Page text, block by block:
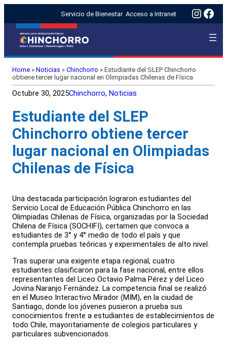
Servicio de Bienestar Acceso a Intranet
Home » Noticias » Chinchorro » Estudiante del SLEP Chinchorro
obtiene tercer lugar nacional en Olimpiadas Chilenas de Física
Octubre 30, 2025Chinchorro, Noticias
Estudiante del SLEP
Chinchorro obtiene tercer
lugar nacional en Olimpiadas
Chilenas de Física
Una destacada participación lograron estudiantes del
Servicio Local de Educación Pública Chinchorro en las
Olimpiadas Chilenas de Física, organizadas por la Sociedad
Chilena de Física (SOCHIFI), certamen que convoca a
estudiantes de 3° y 4° medio de todo el país y que
contempla pruebas teóricas y experimentales de alto nivel.
Tras superar una exigente etapa regional, cuatro
estudiantes clasificaron para la fase nacional, entre ellos
representantes del Liceo Octavio Palma Pérez y del Liceo
Jovina Naranjo Fernández. La competencia final se realizó
en el Museo Interactivo Mirador (MIM), en la ciudad de
Santiago, donde los jóvenes pusieron a prueba sus
conocimientos frente a estudiantes de establecimientos de
todo Chile, mayoritariamente de colegios particulares y
particulares subvencionados.